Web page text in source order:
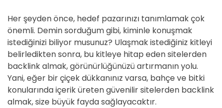
Her şeyden önce, hedef pazarınızı tanımlamak çok
önemli. Demin sorduğum gibi, kiminle konuşmak
istediğinizi biliyor musunuz? Ulaşmak istediğiniz kitleyi
belirledikten sonra, bu kitleye hitap eden sitelerden
backlink almak, görünürlüğünüzü artırmanın yolu.
Yani, eğer bir çiçek dükkanınız varsa, bahçe ve bitki
konularında içerik üreten güvenilir sitelerden backlink
almak, size büyük fayda sağlayacaktır.